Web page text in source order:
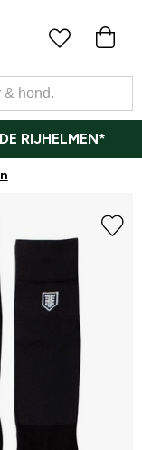
RIJHELMEN*